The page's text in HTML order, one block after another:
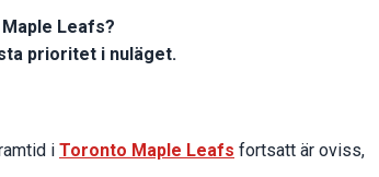
Leafs?
prioritet i nuläget.
i Toronto Maple Leafs fortsatt är oviss,